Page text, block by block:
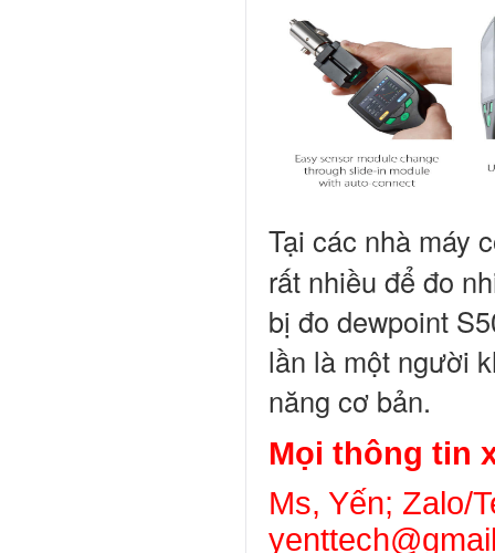
Tại các nhà máy
rất nhiều để đo
bị đo dewpoint
lần là một người
năng cơ bản.
Mọi thông tin
Ms, Yến; Zalo/